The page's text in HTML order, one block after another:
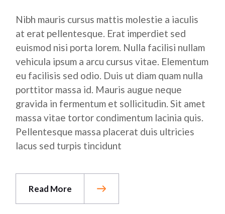
Nibh mauris cursus mattis molestie a iaculis
at erat pellentesque. Erat imperdiet sed
euismod nisi porta lorem. Nulla facilisi nullam
vehicula ipsum a arcu cursus vitae. Elementum
eu facilisis sed odio. Duis ut diam quam nulla
porttitor massa id. Mauris augue neque
gravida in fermentum et sollicitudin. Sit amet
massa vitae tortor condimentum lacinia quis.
Pellentesque massa placerat duis ultricies
lacus sed turpis tincidunt
Read More